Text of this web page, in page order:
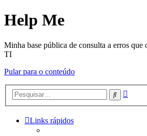
Help Me
Minha base pública de consulta a erros que
TI
Pular para o conteúdo
Pesquisar
Links rápidos